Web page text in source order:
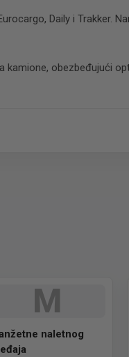
Daily i Trakker.
obezbeđujući
M
naletnog